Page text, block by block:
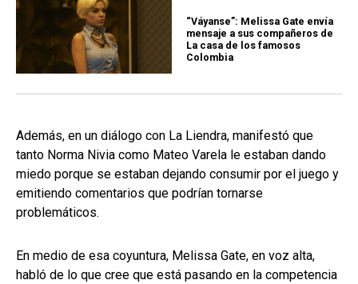
“Váyanse”: Melissa Gate envía
mensaje a sus compañeros de
La casa de los famosos
Colombia
Además, en un diálogo con La Liendra, manifestó que
tanto Norma Nivia como Mateo Varela le estaban dando
miedo porque se estaban dejando consumir por el juego y
emitiendo comentarios que podrían tornarse
problemáticos.
En medio de esa coyuntura, Melissa Gate, en voz alta,
habló de lo que cree que está pasando en la competencia